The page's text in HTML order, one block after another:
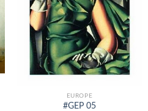
EUROPE
#GEP 05